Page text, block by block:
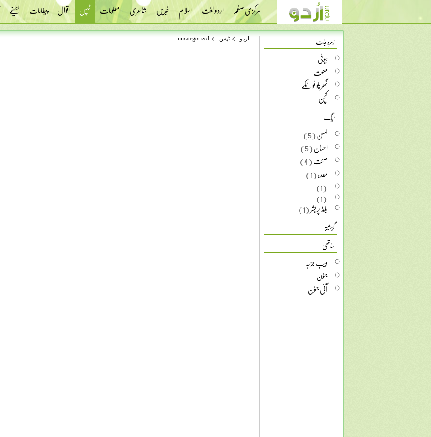
مرکزی صفحہ اردو لغت اسلام خبریں شاعری معلومات ٹپس اقوال پیغامات لطیفے
اردو ٹپس uncategorized زمرہ جات
بیوٹی
صحت
گھریلو ٹوٹکے
کچن
ٹیگ
لہسن(5)
احسان(5)
صحت(4)
معدہ(1)
(1)
(1)
بلڈ پریشر(1)
گزشتہ
ساتھی
ویب جزبہ
جنون
آئی جنون